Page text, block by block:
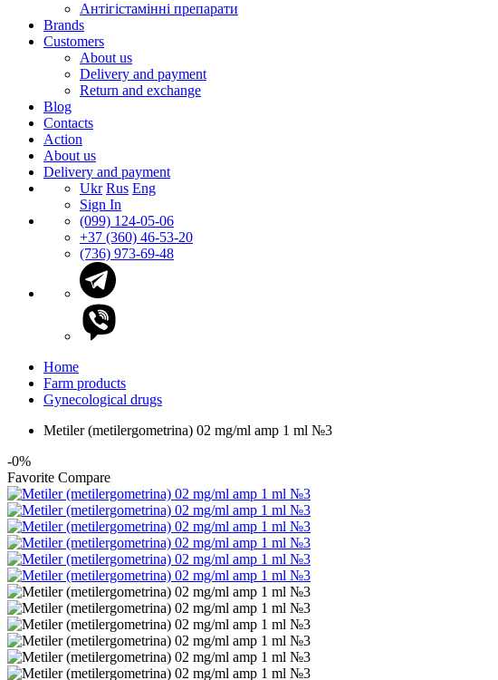
Антігістамінні препарати
Brands
Customers
About us
Delivery and payment
Return and exchange
Blog
Contacts
Action
About us
Delivery and payment
Ukr Rus Eng
Sign In
(099) 124-05-06
+37 (360) 46-53-20
(736) 973-69-48
Home
Farm products
Gynecological drugs
Metiler (metilergometrina) 02 mg/ml amp 1 ml №3
-0%
Favorite Compare